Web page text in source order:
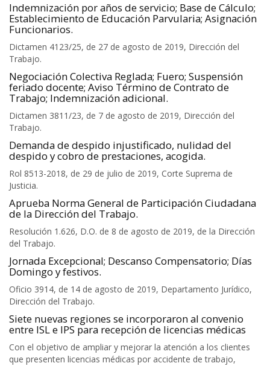
Indemnización por años de servicio; Base de Cálculo;
Establecimiento de Educación Parvularia; Asignación
Funcionarios.
Dictamen 4123/25, de 27 de agosto de 2019, Dirección del
Trabajo.
Negociación Colectiva Reglada; Fuero; Suspensión
feriado docente; Aviso Término de Contrato de
Trabajo; Indemnización adicional.
Dictamen 3811/23, de 7 de agosto de 2019, Dirección del
Trabajo.
Demanda de despido injustificado, nulidad del
despido y cobro de prestaciones, acogida.
Rol 8513-2018, de 29 de julio de 2019, Corte Suprema de
Justicia.
Aprueba Norma General de Participación Ciudadana
de la Dirección del Trabajo.
Resolución 1.626, D.O. de 8 de agosto de 2019, de la Dirección
del Trabajo.
Jornada Excepcional; Descanso Compensatorio; Días
Domingo y festivos.
Oficio 3914, de 14 de agosto de 2019, Departamento Jurídico,
Dirección del Trabajo.
Siete nuevas regiones se incorporaron al convenio
entre ISL e IPS para recepción de licencias médicas
Con el objetivo de ampliar y mejorar la atención a los clientes
que presenten licencias médicas por accidente de trabajo,